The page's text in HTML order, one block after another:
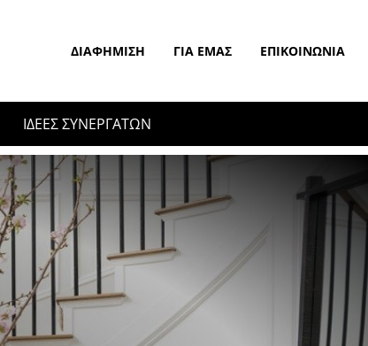
ΔΙΑΦΉΜΙΣΗ ΓΙΑ ΕΜΆΣ ΕΠΙΚΟΙΝΩΝΊΑ
ΙΔΕΕΣ ΣΥΝΕΡΓΑΤΩΝ